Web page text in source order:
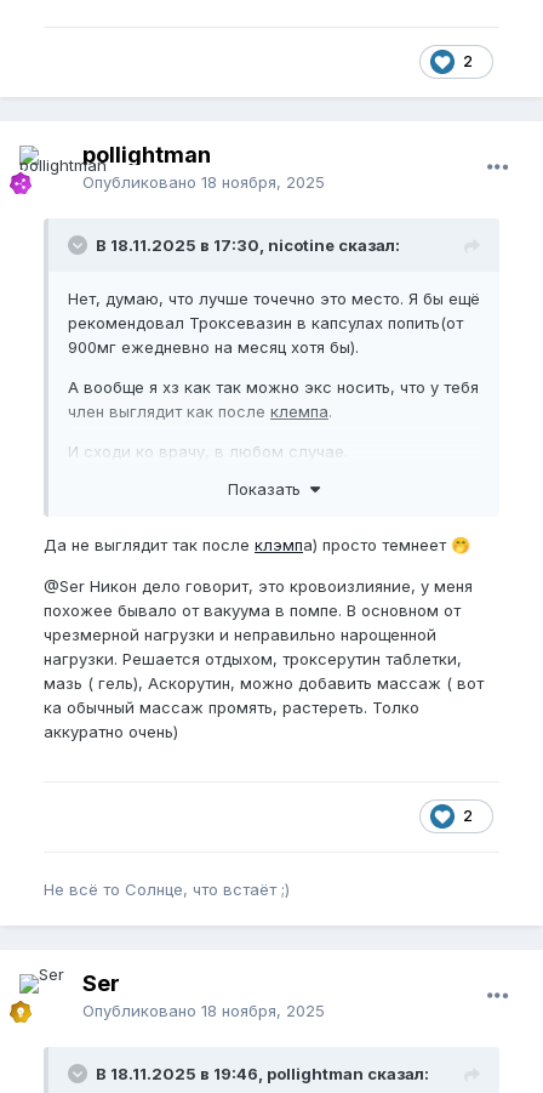
2
pollightman
Опубликовано 18 ноября, 2025
В 18.11.2025 в 17:30, nicotine сказал:
Нет, думаю, что лучше точечно это место. Я бы ещё
рекомендовал Троксевазин в капсулах попить(от
900мг ежедневно на месяц хотя бы).
А вообще я хз как так можно экс носить, что у тебя
член выглядит как после клемпа.
И сходи ко врачу, в любом случае.
Показать
Да не выглядит так после клэмпа) просто темнеет 🤭
@Ser Никон дело говорит, это кровоизлияние, у меня
похожее бывало от вакуума в помпе. В основном от
чрезмерной нагрузки и неправильно нарощенной
нагрузки. Решается отдыхом, троксерутин таблетки,
мазь ( гель), Аскорутин, можно добавить массаж ( вот
ка обычный массаж промять, растереть. Толко
аккуратно очень)
2
Не всё то Солнце, что встаёт ;)
Ser
Опубликовано 18 ноября, 2025
В 18.11.2025 в 19:46, pollightman сказал: